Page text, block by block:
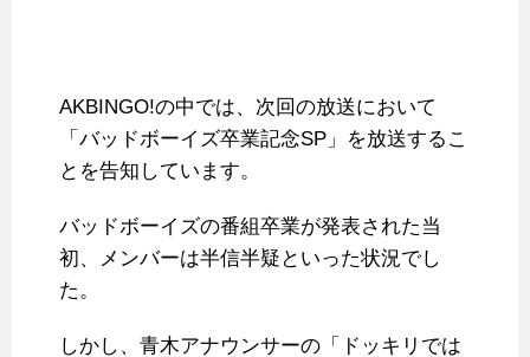
AKBINGO!の中では、次回の放送において
「バッドボーイズ卒業記念SP」を放送するこ
とを告知しています。
バッドボーイズの番組卒業が発表された当
初、メンバーは半信半疑といった状況でし
た。
しかし、青木アナウンサーの「ドッキリでは